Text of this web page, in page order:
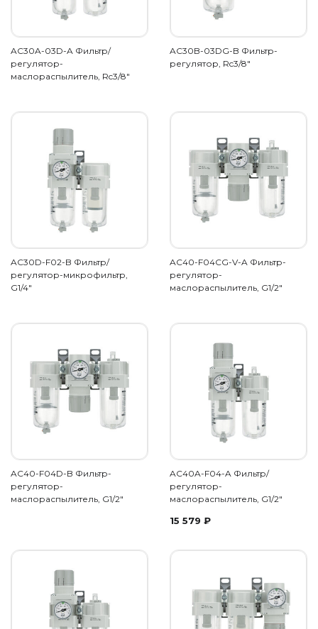
AC30A-03D-A Фильтр/
регулятор-
маслораспылитель, Rc3/8"
AC30B-03DG-B Фильтр-
регулятор, Rc3/8"
AC30D-F02-B Фильтр/
регулятор-микрофильтр,
G1/4"
AC40-F04CG-V-A Фильтр-
регулятор-
маслораспылитель, G1/2"
AC40-F04D-B Фильтр-
регулятор-
маслораспылитель, G1/2"
AC40A-F04-A Фильтр/
регулятор-
маслораспылитель, G1/2"
15 579 ₽